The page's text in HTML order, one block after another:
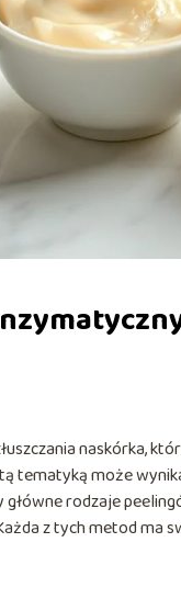
naskórka,
tematyką może
rodzaje
z tych metod ma